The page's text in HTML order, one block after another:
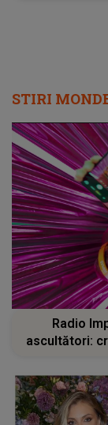
STIRI
Radio
ascultători: